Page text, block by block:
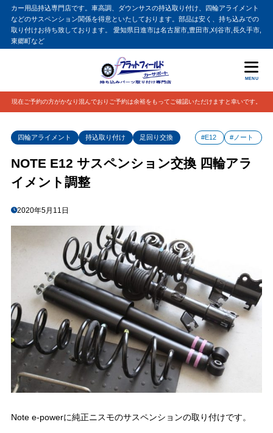
カー用品持込専門店です。車高調、ダウンサスの持込取り付け、四輪アライメント
などのサスペンション関係を得意といたしております。部品は安く、持ち込みでの
取り付けお待ち致しております。 愛知県日進市は名古屋市,豊田市,刈谷市,長久手市,
東郷町など
MENU
現在ご予約の方がかなり混んでおりご予約は余裕をもってご確認いただけますと幸いです。
四輪アライメント 持込取り付け 足回り交換 #E12 #ノート
NOTE E12 サスペンション交換 四輪アラ
イメント調整
2020年5月11日
Note e-powerに純正ニスモのサスペンションの取り付けです。